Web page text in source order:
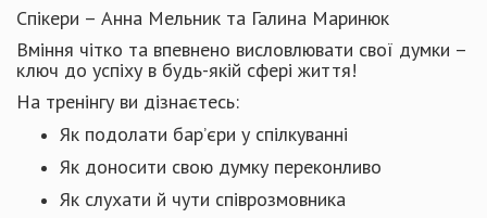
Спікери – Анна Мельник та Галина Маринюк
Вміння чітко та впевнено висловлювати свої думки –
ключ до успіху в будь-якій сфері життя!
На тренінгу ви дізнаєтесь:
Як подолати бар’єри у спілкуванні
Як доносити свою думку переконливо
Як слухати й чути співрозмовника